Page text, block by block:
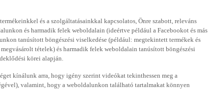
és a szolgáltatásainkkal kapcsolatos, Önre szabott, releváns
és harmadik felek weboldalain (ideértve például a Facebookot és más
tanúsított böngészési viselkedése (például: megtekintett termékek és
tételek) és harmadik felek weboldalain tanúsított böngészési
körei alapján.
kínálunk arra, hogy igény szerint videókat tekinthessen meg a
valamint, hogy a weboldalunkon található tartalmakat könnyen